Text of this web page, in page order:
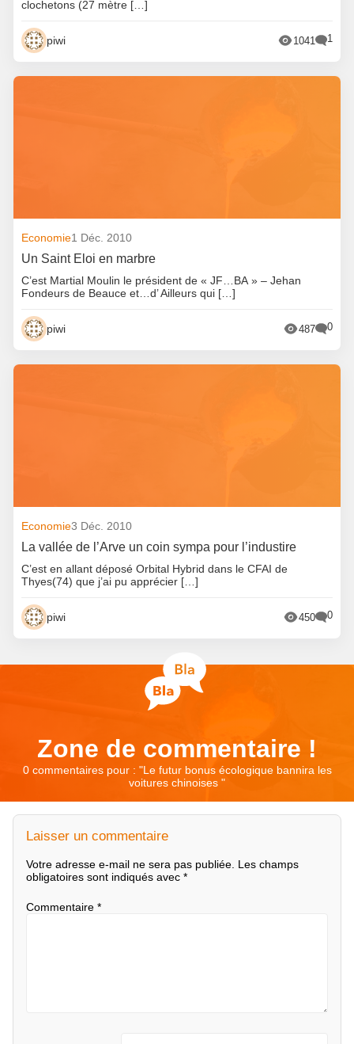
clochetons (27 mètre […]
piwi 1041 1
Economie1 Déc. 2010
Un Saint Eloi en marbre
C’est Martial Moulin le président de « JF…BA » – Jehan
Fondeurs de Beauce et…d’ Ailleurs qui […]
piwi 487 0
Economie3 Déc. 2010
La vallée de l’Arve un coin sympa pour l’industire
C’est en allant déposé Orbital Hybrid dans le CFAI de
Thyes(74) que j’ai pu apprécier […]
piwi 450 0
Zone de commentaire !
0 commentaires pour : "Le futur bonus écologique bannira les
voitures chinoises "
Laisser un commentaire
Votre adresse e-mail ne sera pas publiée. Les champs
obligatoires sont indiqués avec *
Commentaire *